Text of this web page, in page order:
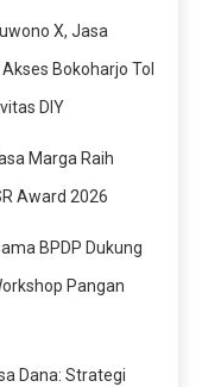
X, Jasa
Bokoharjo Tol
DIY
Marga Raih
Award 2026
BPDP Dukung
Pangan
Dana: Strategi